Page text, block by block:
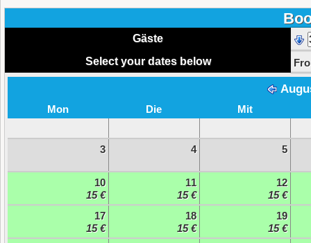
Gäste
Select your dates below
Mon Die Mit
3 4 5
10
15 €
11
15 €
12
15 €
17
15 €
18
15 €
19
15 €